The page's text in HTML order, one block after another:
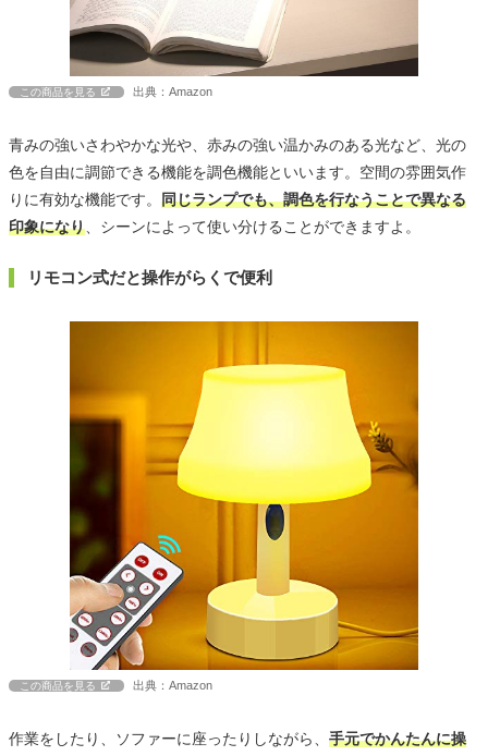
この商品を見る 出典：Amazon
青みの強いさわやかな光や、赤みの強い温かみのある光など、光の
色を自由に調節できる機能を調色機能といいます。空間の雰囲気作
りに有効な機能です。 同じランプでも、調色を行なうことで異なる
印象になり 、シーンによって使い分けることができますよ。
リモコン式だと操作がらくで便利
この商品を見る 出典：Amazon
作業をしたり、ソファーに座ったりしながら、 手元でかんたんに操